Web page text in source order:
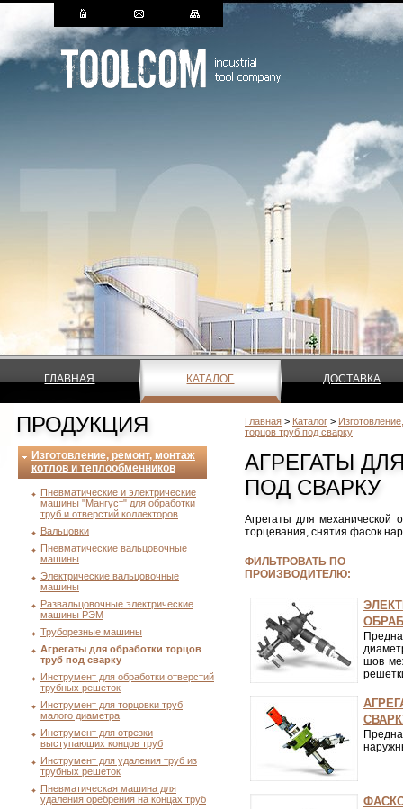
ГЛАВНАЯ КАТАЛОГ ДОСТАВКА
ПРОДУКЦИЯ
Изготовление, ремонт, монтаж
котлов и теплообменников
Пневматические и электрические
машины "Мангуст" для обработки
труб и отверстий коллекторов
Вальцовки
Пневматические вальцовочные
машины
Электрические вальцовочные
машины
Развальцовочные электрические
машины РЭМ
Труборезные машины
Агрегаты для обработки торцов
труб под сварку
Инструмент для обработки отверстий
трубных решеток
Инструмент для торцовки труб
малого диаметра
Инструмент для отрезки
выступающих концов труб
Инструмент для удаления труб из
трубных решеток
Пневматическая машина для
удаления оребрения на концах труб
Главная > Каталог >
торцов труб под сварку
АГРЕГАТЫ
ПОД СВАРКУ
Агрегаты для механической
торцевания, снятия фасок
ФИЛЬТРОВАТЬ ПО
ПРОИЗВОДИТЕЛЮ:
шов